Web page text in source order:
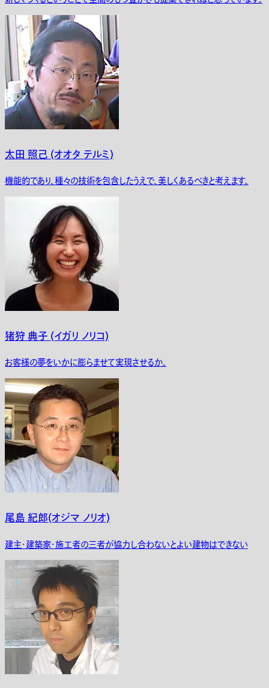
太田 照己 (オオタ テルミ)
機能的であり、種々の技術を包含したうえで、美しくあるべきと考えます。
猪狩 典子 (イガリ ノリコ)
お客様の夢をいかに膨らませて実現させるか。
尾島 紀郎(オジマ ノリオ)
建主・建築家・施工者の三者が協力し合わないとよい建物はできない